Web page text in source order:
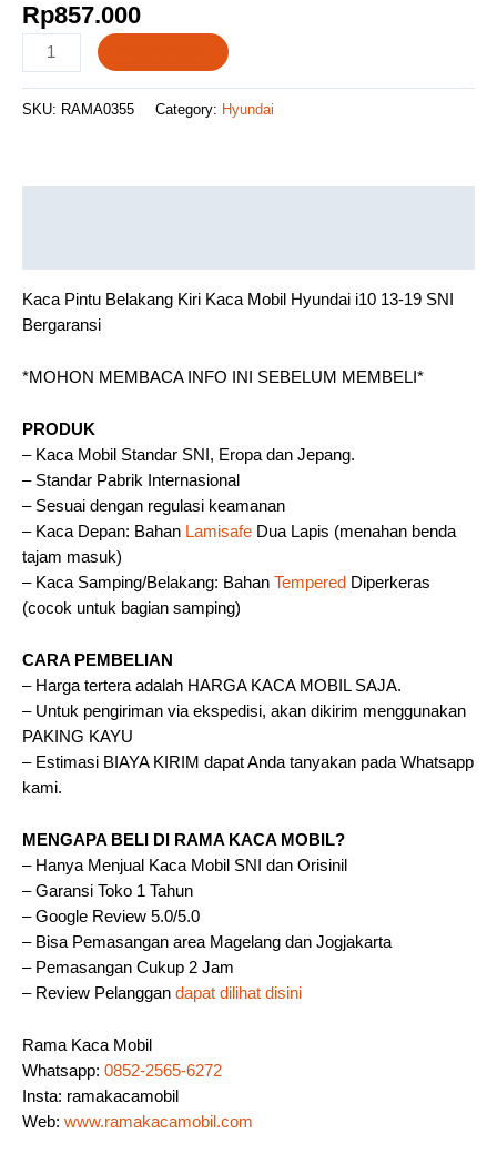
Rp857.000
SKU: RAMA0355 Category: Hyundai
Kaca Pintu Belakang Kiri Kaca Mobil Hyundai i10 13-19 SNI
Bergaransi
*MOHON MEMBACA INFO INI SEBELUM MEMBELI*
PRODUK
– Kaca Mobil Standar SNI, Eropa dan Jepang.
– Standar Pabrik Internasional
– Sesuai dengan regulasi keamanan
– Kaca Depan: Bahan Lamisafe Dua Lapis (menahan benda
tajam masuk)
– Kaca Samping/Belakang: Bahan Tempered Diperkeras
(cocok untuk bagian samping)
CARA PEMBELIAN
– Harga tertera adalah HARGA KACA MOBIL SAJA.
– Untuk pengiriman via ekspedisi, akan dikirim menggunakan
PAKING KAYU
– Estimasi BIAYA KIRIM dapat Anda tanyakan pada Whatsapp
kami.
MENGAPA BELI DI RAMA KACA MOBIL?
– Hanya Menjual Kaca Mobil SNI dan Orisinil
– Garansi Toko 1 Tahun
– Google Review 5.0/5.0
– Bisa Pemasangan area Magelang dan Jogjakarta
– Pemasangan Cukup 2 Jam
– Review Pelanggan dapat dilihat disini
Rama Kaca Mobil
Whatsapp: 0852-2565-6272
Insta: ramakacamobil
Web: www.ramakacamobil.com